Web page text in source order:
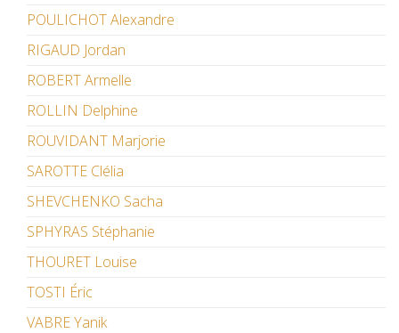
POULICHOT Alexandre
RIGAUD Jordan
ROBERT Armelle
ROLLIN Delphine
ROUVIDANT Marjorie
SAROTTE Clélia
SHEVCHENKO Sacha
SPHYRAS Stéphanie
THOURET Louise
TOSTI Éric
VABRE Yanik